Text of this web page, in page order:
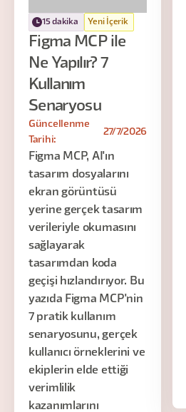
15 dakika Yeni İçerik
Figma MCP ile
Ne Yapılır? 7
Kullanım
Senaryosu
Güncellenme
Tarihi:
27/7/2026
Figma MCP, AI'ın
tasarım dosyalarını
ekran görüntüsü
yerine gerçek tasarım
verileriyle okumasını
sağlayarak
tasarımdan koda
geçişi hızlandırıyor. Bu
yazıda Figma MCP'nin
7 pratik kullanım
senaryosunu, gerçek
kullanıcı örneklerini ve
ekiplerin elde ettiği
verimlilik
kazanımlarını